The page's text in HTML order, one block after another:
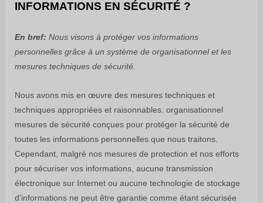
INFORMATIONS EN SÉCURITÉ ?
En bref:Nous visons à protéger vos informations
personnelles grâce à un système deorganisationnelet les
mesures techniques de sécurité.
Nous avons mis en œuvre des mesures techniques et
techniques appropriées et raisonnables.organisationnel
mesures de sécurité conçues pour protéger la sécurité de
toutes les informations personnelles que nous traitons.
Cependant, malgré nos mesures de protection et nos efforts
pour sécuriser vos informations, aucune transmission
électronique sur Internet ou aucune technologie de stockage
d'informations ne peut être garantie comme étant sécurisée